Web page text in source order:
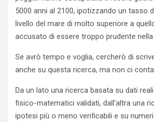
5000 anni al 2100, ipotizzando un tasso
livello del mare di molto superiore a quello
accusato di essere troppo prudente
Se avrò tempo e voglia, cercherò di
anche su questa ricerca, ma non ci
Da un lato una ricerca basata su dati
fisico-matematici validati, dall’altra una
ipotesi più o meno verificabili e su